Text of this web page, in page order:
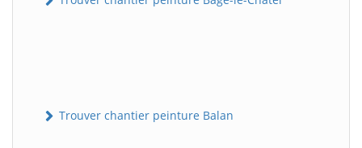
Trouver chantier peinture Balan